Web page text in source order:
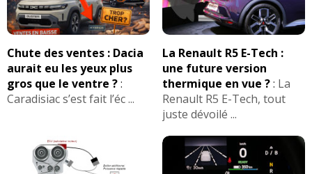
Chute des ventes : Dacia
aurait eu les yeux plus
gros que le ventre ?:
Caradisiac s’est fait l’éc ...
La Renault R5 E-Tech :
une future version
thermique en vue ?: La
Renault R5 E-Tech, tout
juste dévoilé ...